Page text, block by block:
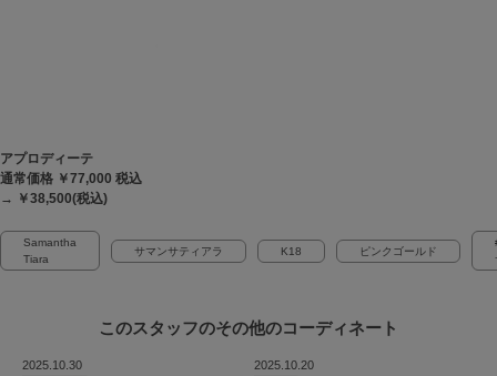
アプロディーテ
通常価格 ￥77,000 税込
→ ￥38,500(税込)
Samantha
Tiara
サマンサティアラ K18 ピンクゴールド
このスタッフのその他のコーディネート
2025.10.30 2025.10.20